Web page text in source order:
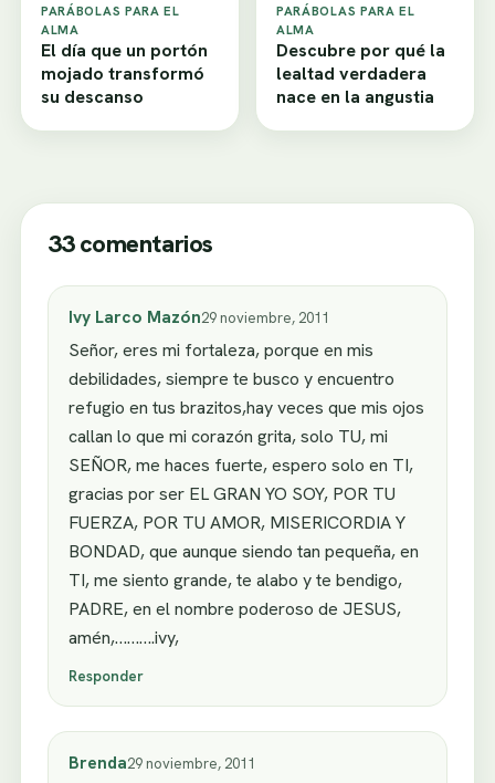
PARÁBOLAS PARA EL
ALMA
El día que un portón
mojado transformó
su descanso
PARÁBOLAS PARA EL
ALMA
Descubre por qué la
lealtad verdadera
nace en la angustia
33 comentarios
Ivy Larco Mazón29 noviembre, 2011
Señor, eres mi fortaleza, porque en mis
debilidades, siempre te busco y encuentro
refugio en tus brazitos,hay veces que mis ojos
callan lo que mi corazón grita, solo TU, mi
SEÑOR, me haces fuerte, espero solo en TI,
gracias por ser EL GRAN YO SOY, POR TU
FUERZA, POR TU AMOR, MISERICORDIA Y
BONDAD, que aunque siendo tan pequeña, en
TI, me siento grande, te alabo y te bendigo,
PADRE, en el nombre poderoso de JESUS,
amén,……….ivy,
Responder
Brenda29 noviembre, 2011